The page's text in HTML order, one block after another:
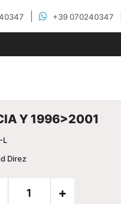
+39 070240347
Y 1996>2001
L
Direz